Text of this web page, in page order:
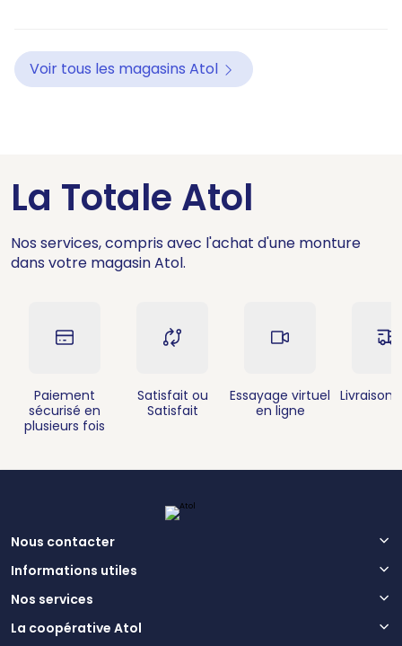
Voir tous les magasins Atol
La Totale Atol
Nos services, compris avec l'achat d'une monture
dans votre magasin Atol.
Paiement
sécurisé en
plusieurs fois
Satisfait ou
Satisfait
Essayage virtuel
en ligne
Livraison
Nous contacter
Informations utiles
Nos services
La coopérative Atol